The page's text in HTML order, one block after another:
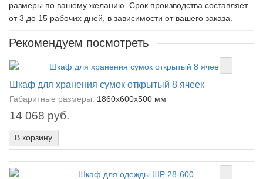
размеры по вашему желанию. Срок производства составляет
от 3 до 15 рабочих дней, в зависимости от вашего заказа.
Рекомендуем посмотреть
Шкаф для хранения сумок открытый 8 ячеек
Габаритные размеры: 1860х600х500 мм
14 068 руб.
В корзину